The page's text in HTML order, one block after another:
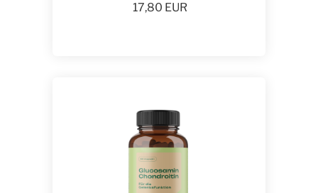
17,80 EUR